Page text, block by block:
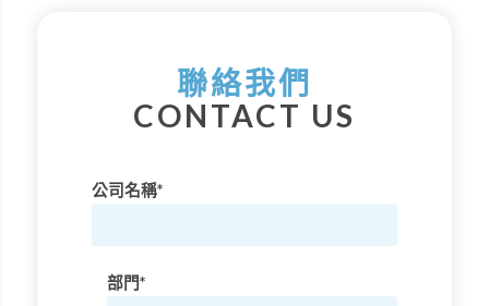
聯絡我們
CONTACT US
公司名稱*
部門*